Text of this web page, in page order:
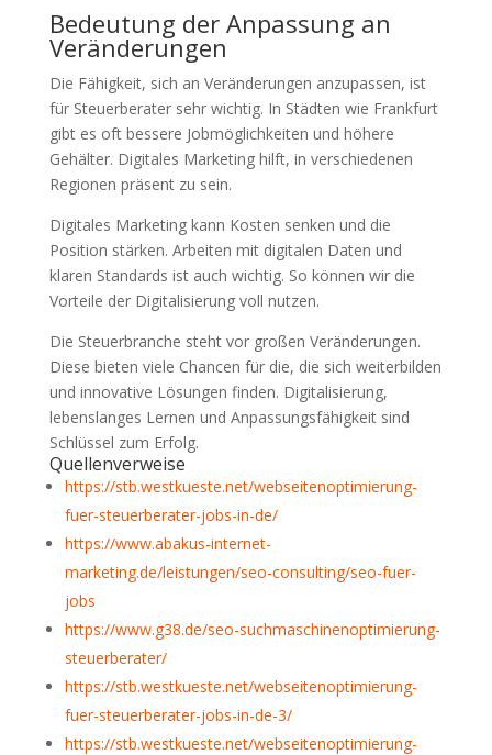
Bedeutung der Anpassung an
Veränderungen
Die Fähigkeit, sich an Veränderungen anzupassen, ist
für Steuerberater sehr wichtig. In Städten wie Frankfurt
gibt es oft bessere Jobmöglichkeiten und höhere
Gehälter. Digitales Marketing hilft, in verschiedenen
Regionen präsent zu sein.
Digitales Marketing kann Kosten senken und die
Position stärken. Arbeiten mit digitalen Daten und
klaren Standards ist auch wichtig. So können wir die
Vorteile der Digitalisierung voll nutzen.
Die Steuerbranche steht vor großen Veränderungen.
Diese bieten viele Chancen für die, die sich weiterbilden
und innovative Lösungen finden. Digitalisierung,
lebenslanges Lernen und Anpassungsfähigkeit sind
Schlüssel zum Erfolg.
Quellenverweise
https://stb.westkueste.net/webseitenoptimierung-
fuer-steuerberater-jobs-in-de/
https://www.abakus-internet-
marketing.de/leistungen/seo-consulting/seo-fuer-
jobs
https://www.g38.de/seo-suchmaschinenoptimierung-
steuerberater/
https://stb.westkueste.net/webseitenoptimierung-
fuer-steuerberater-jobs-in-de-3/
https://stb.westkueste.net/webseitenoptimierung-